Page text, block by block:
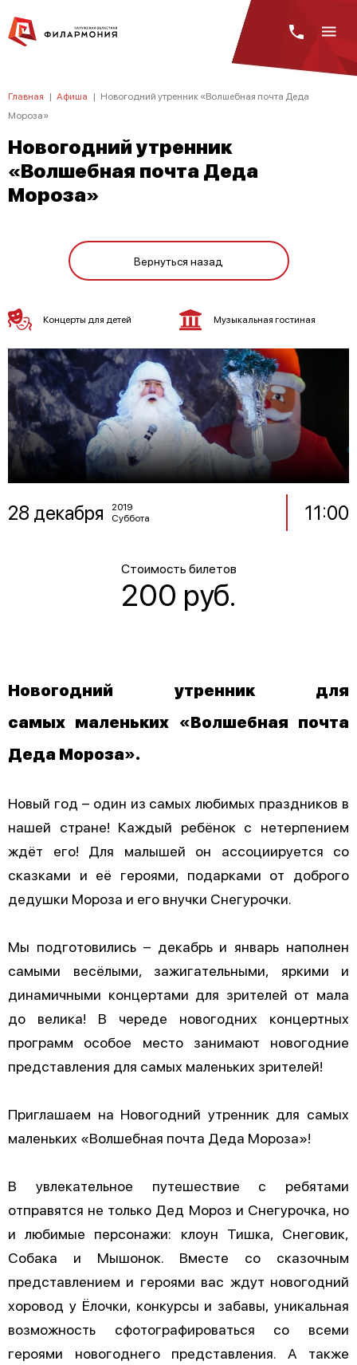
Главная | Афиша | Новогодний утренник «Волшебная почта Деда
Мороза»
Новогодний утренник
«Волшебная почта Деда
Мороза»
Вернуться назад
28 декабря
2019
Суббота
11:00
Стоимость билетов
200 руб.
Концерты для детей Музыкальная гостиная
Новогодний утренник для
самых маленьких «Волшебная почта
Деда Мороза».
Новый год – один из самых любимых праздников в
нашей стране! Каждый ребёнок с нетерпением
ждёт его! Для малышей он ассоциируется со
сказками и её героями, подарками от доброго
дедушки Мороза и его внучки Снегурочки.
Мы подготовились – декабрь и январь наполнен
самыми весёлыми, зажигательными, яркими и
динамичными концертами для зрителей от мала
до велика! В череде новогодних концертных
программ особое место занимают новогодние
представления для самых маленьких зрителей!
Приглашаем на Новогодний утренник для самых
маленьких «Волшебная почта Деда Мороза»!
В увлекательное путешествие с ребятами
отправятся не только Дед Мороз и Снегурочка, но
и любимые персонажи: клоун Тишка, Снеговик,
Собака и Мышонок. Вместе со сказочным
представлением и героями вас ждут новогодний
хоровод у Ёлочки, конкурсы и забавы, уникальная
возможность сфотографироваться со всеми
героями новогоднего представления. А также